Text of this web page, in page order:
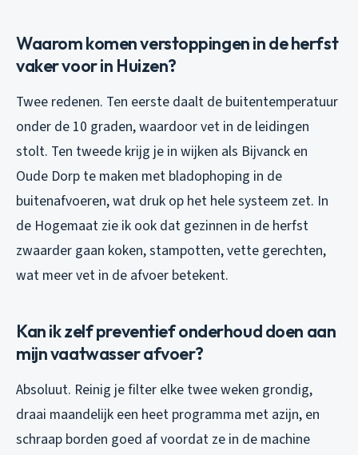
Waarom komen verstoppingen in de herfst
vaker voor in Huizen?
Twee redenen. Ten eerste daalt de buitentemperatuur
onder de 10 graden, waardoor vet in de leidingen
stolt. Ten tweede krijg je in wijken als Bijvanck en
Oude Dorp te maken met bladophoping in de
buitenafvoeren, wat druk op het hele systeem zet. In
de Hogemaat zie ik ook dat gezinnen in de herfst
zwaarder gaan koken, stampotten, vette gerechten,
wat meer vet in de afvoer betekent.
Kan ik zelf preventief onderhoud doen aan
mijn vaatwasser afvoer?
Absoluut. Reinig je filter elke twee weken grondig,
draai maandelijk een heet programma met azijn, en
schraap borden goed af voordat ze in de machine